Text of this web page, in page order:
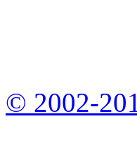
© 2002-